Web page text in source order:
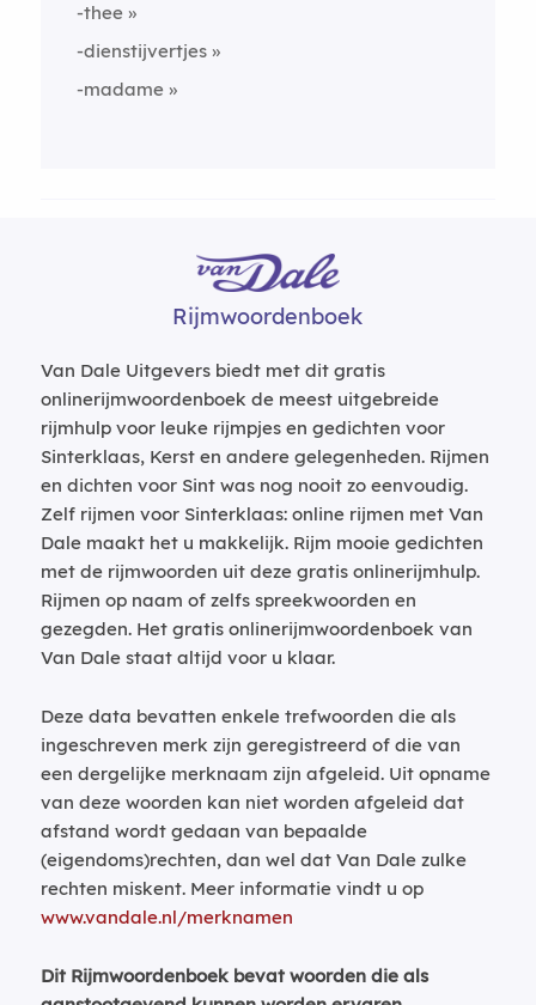
-thee
-dienstijvertjes
-madame
Rijmwoordenboek
Van Dale Uitgevers biedt met dit gratis
onlinerijmwoordenboek de meest uitgebreide
rijmhulp voor leuke rijmpjes en gedichten voor
Sinterklaas, Kerst en andere gelegenheden. Rijmen
en dichten voor Sint was nog nooit zo eenvoudig.
Zelf rijmen voor Sinterklaas: online rijmen met Van
Dale maakt het u makkelijk. Rijm mooie gedichten
met de rijmwoorden uit deze gratis onlinerijmhulp.
Rijmen op naam of zelfs spreekwoorden en
gezegden. Het gratis onlinerijmwoordenboek van
Van Dale staat altijd voor u klaar.
Deze data bevatten enkele trefwoorden die als
ingeschreven merk zijn geregistreerd of die van
een dergelijke merknaam zijn afgeleid. Uit opname
van deze woorden kan niet worden afgeleid dat
afstand wordt gedaan van bepaalde
(eigendoms)rechten, dan wel dat Van Dale zulke
rechten miskent. Meer informatie vindt u op
www.vandale.nl/merknamen
Dit Rijmwoordenboek bevat woorden die als